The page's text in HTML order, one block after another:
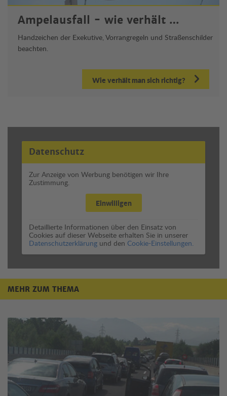
Ampelausfall - wie verhält …
Handzeichen der Exekutive, Vorrangregeln und Straßenschilder
beachten.
Wie verhält man sich richtig?
Datenschutz
Zur Anzeige von Werbung benötigen wir Ihre
Zustimmung.
Einwilligen
Detaillierte Informationen über den Einsatz von
Cookies auf dieser Webseite erhalten Sie in unserer
Datenschutzerklärung und den Cookie-Einstellungen.
MEHR ZUM THEMA